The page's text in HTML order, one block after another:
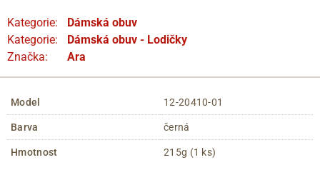
Kategorie:
Dámská obuv
Kategorie:
Dámská obuv - Lodičky
Značka:
Ara
Model 12-20410-01
Barva černá
Hmotnost 215g (1 ks)